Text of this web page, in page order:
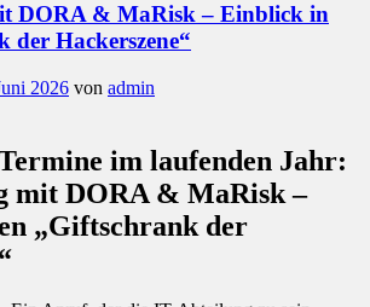
DORA & MaRisk – Einblick in
der Hackerszene“
2026 von admin
im laufenden Jahr:
mit DORA & MaRisk –
„Giftschrank der